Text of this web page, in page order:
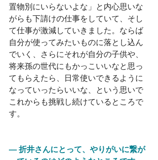
置物別にいらないよな」と内心思いな
がらも下請けの仕事をしていて、そし
て仕事が激減していきました。ならば
自分が使ってみたいものに落とし込ん
でいく、さらにそれが自分の子供や、
将来孫の世代にもかっこいいなと思っ
てもらえたら、日常使いできるように
なっていったらいいな、という思いで
これからも挑戦し続けているところで
す。
― 折井さんにとって、やりがいに繋が